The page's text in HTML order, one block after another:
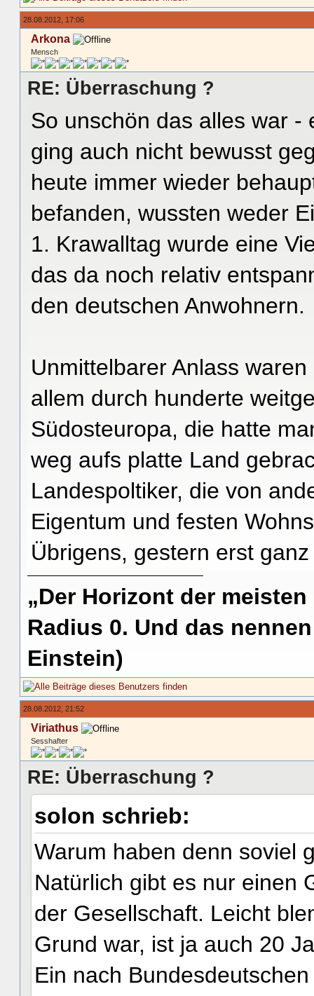
28.08.2012, 17:06
Arkona
Mensch
RE: Überraschung ?
So unschön das alles war -
ging auch nicht bewusst
heute immer wieder
befanden, wussten weder
1. Krawalltag wurde eine
das da noch relativ
den deutschen Anwohnern.
Unmittelbarer Anlass
allem durch hunderte
Südosteuropa, die hatte
weg aufs platte Land
Landespoltiker, die von
Eigentum und festen
Übrigens, gestern erst
„Der Horizont der
Radius 0. Und das
Einstein)
28.08.2012, 21:52
Viriathus
Sesshafter
RE: Überraschung ?
solon schrieb:
Warum haben denn soviel
Natürlich gibt es nur einen
der Gesellschaft. Leicht
Grund war, ist ja auch 20
Ein nach